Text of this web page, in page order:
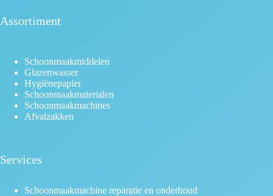
Assortiment
Schoonmaakmiddelen
Glazenwasser
Hygiënepapier
Schoonmaakmaterialen
Schoonmaakmachines
Afvalzakken
Services
Schoonmaakmachine reparatie en onderhoud